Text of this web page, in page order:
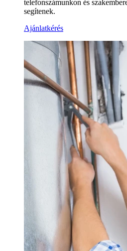
telefonszámunkon és
segítenek.
Ajánlatkérés